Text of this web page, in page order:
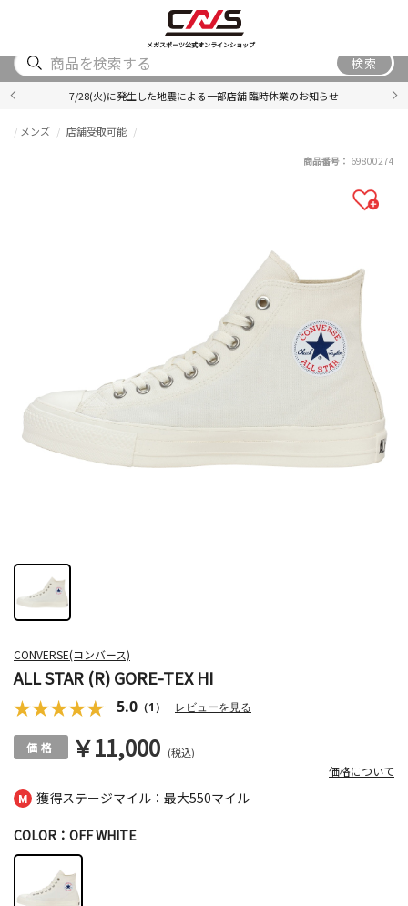
メガスポーツ公式オンラインショップ
ACCESSORY
検索
7/28(火)に発生した地震による一部店舗 臨時休業のお知らせ
獲得ステージマイル：最大550マイル
CONVERSE(コンバース)
ALL STAR (R) GORE-TEX HI
5.0 （1） レビューを見る
メンズ 店舗受取可能
￥11,000 (税込)
価格について
商品番号： 69800274
COLOR：OFF WHITE